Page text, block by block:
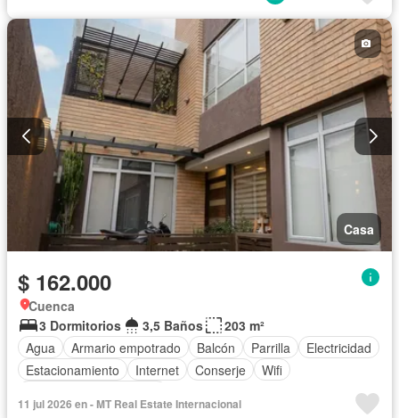
Casa
$ 162.000
Cuenca
3 Dormitorios
3,5 Baños
203 m²
Agua
Armario empotrado Balcón Parrilla
Electricidad
Estacionamiento
Internet Conserje
Wifi
11 jul 2026 en - MT Real Estate Internacional